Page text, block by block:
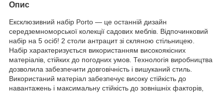
Опис
Ексклюзивний набір Porto — це останній дизайн
середземноморської колекції садових меблів. Відпочинковий
набір на 5 осіб! 2 столи антрацит зі скляною стільницею.
Набір характеризується використанням високоякісних
матеріалів, стійких до погодних умов. Технологія виробництва
дозволила забезпечити довговічність і вишуканий стиль.
Використаний матеріал забезпечує високу стійкість до
навантажень і максимальну стійкість до зовнішніх факторів,